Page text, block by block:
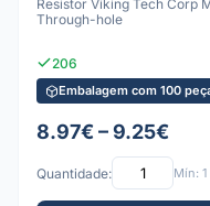
Resistor Viking Tech Corp
Through-hole
206
Embalagem com 100
8.97€ – 9.25€
Quantidade: Mín: 1